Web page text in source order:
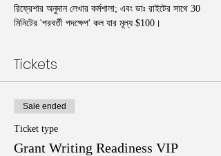
রিফ্রেশার অনুদান লেখার কর্মশালা; এবং ডাঃ রাইটের সাথে 30
মিনিটের 'পরবর্তী পদক্ষেপ' কল যার মূল্য $100।
Tickets
Sale ended
Ticket type
Grant Writing Readiness VIP